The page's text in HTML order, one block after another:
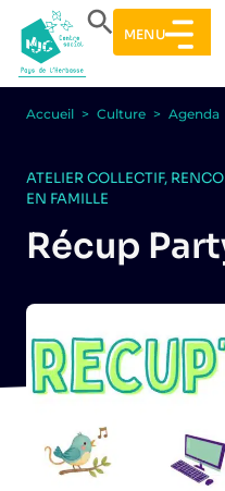
MENU
Accueil > Culture > Agenda
ATELIER COLLECTIF,
EN FAMILLE
Récup